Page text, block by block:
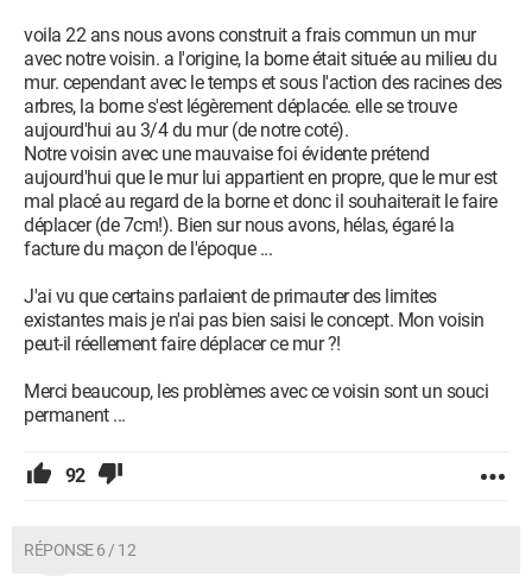
voila 22 ans nous avons construit a frais commun un mur
avec notre voisin. a l'origine, la borne était située au milieu du
mur. cependant avec le temps et sous l'action des racines des
arbres, la borne s'est légèrement déplacée. elle se trouve
aujourd'hui au 3/4 du mur (de notre coté).
Notre voisin avec une mauvaise foi évidente prétend
aujourd'hui que le mur lui appartient en propre, que le mur est
mal placé au regard de la borne et donc il souhaiterait le faire
déplacer (de 7cm!). Bien sur nous avons, hélas, égaré la
facture du maçon de l'époque ...
J'ai vu que certains parlaient de primauter des limites
existantes mais je n'ai pas bien saisi le concept. Mon voisin
peut-il réellement faire déplacer ce mur ?!
Merci beaucoup, les problèmes avec ce voisin sont un souci
permanent ...
92
RÉPONSE 6 / 12